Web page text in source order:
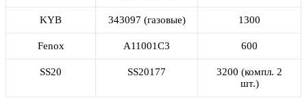
KYB 343097 (газовые) 1300
Fenox A11001C3 600
SS20 SS20177
3200 (компл. 2
шт.)